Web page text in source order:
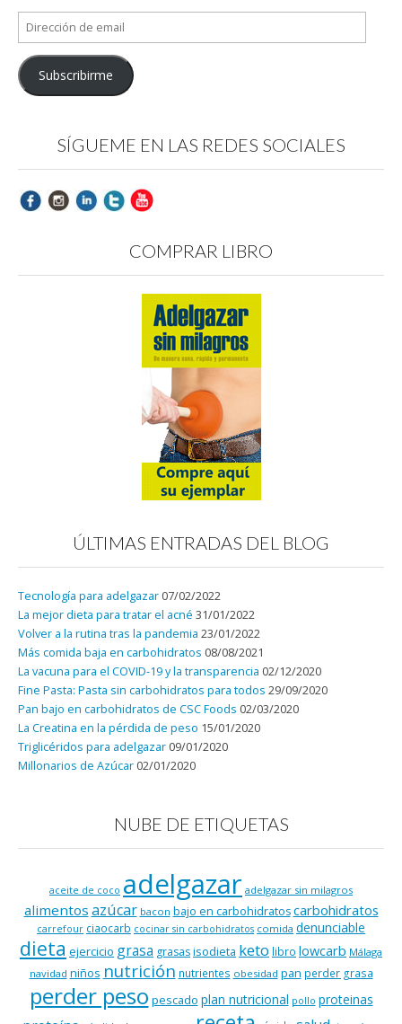
Dirección
de
email
Subscribirme
SÍGUEME EN LAS REDES SOCIALES
COMPRAR LIBRO
ÚLTIMAS ENTRADAS DEL BLOG
Tecnología para adelgazar 07/02/2022
La mejor dieta para tratar el acné 31/01/2022
Volver a la rutina tras la pandemia 23/01/2022
Más comida baja en carbohidratos 08/08/2021
La vacuna para el COVID-19 y la transparencia 02/12/2020
Fine Pasta: Pasta sin carbohidratos para todos 29/09/2020
Pan bajo en carbohidratos de CSC Foods 02/03/2020
La Creatina en la pérdida de peso 15/01/2020
Triglicéridos para adelgazar 09/01/2020
Millonarios de Azúcar 02/01/2020
NUBE DE ETIQUETAS
aceite de coco adelgazar adelgazar sin milagros
alimentos azúcar bacon bajo en carbohidratos carbohidratos
carrefour ciaocarb cocinar sin carbohidratos comida denunciable
dieta ejercicio grasa grasasisodieta keto libro lowcarb Málaga
navidad niños nutrición nutrientes obesidad pan perder grasa
perder peso pescado plan nutricional pollo proteinas